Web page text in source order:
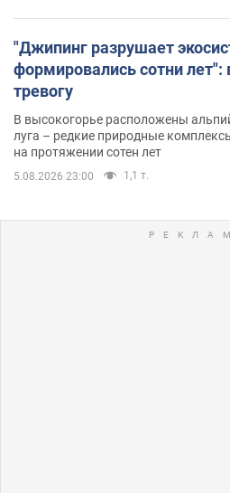
"Джипинг разрушает
формировались сотни лет":
тревогу
В высокогорье расположены
луга – редкие природные
на протяжении сотен лет
5.08.2026 23:00 1,1 т.